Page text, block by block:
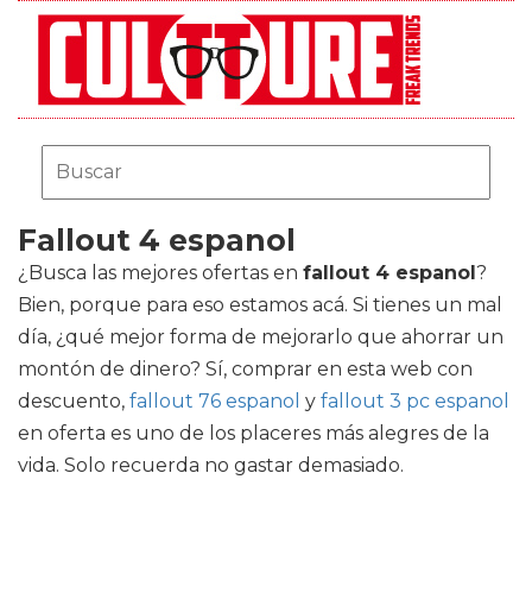
Fallout 4 espanol
¿Busca las mejores ofertas en fallout 4 espanol?
Bien, porque para eso estamos acá. Si tienes un mal
día, ¿qué mejor forma de mejorarlo que ahorrar un
montón de dinero? Sí, comprar en esta web con
descuento, fallout 76 espanol y fallout 3 pc espanol
en oferta es uno de los placeres más alegres de la
vida. Solo recuerda no gastar demasiado.